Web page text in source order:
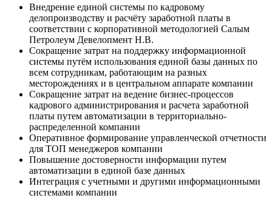
Внедрение единой системы по кадровому
делопроизводству и расчёту заработной платы в
соответствии с корпоративной методологией Салым
Петролеум Девелопмент Н.В.
Сокращение затрат на поддержку информационной
системы путём использования единой базы данных по
всем сотрудникам, работающим на разных
месторождениях и в центральном аппарате компании
Сокращение затрат на ведение бизнес-процессов
кадрового администрирования и расчета заработной
платы путем автоматизации в территориально-
распределенной компании
Оперативное формирование управленческой отчетности
для ТОП менеджеров компании
Повышение достоверности информации путем
автоматизации в единой базе данных
Интеграция с учетными и другими информационными
системами компании